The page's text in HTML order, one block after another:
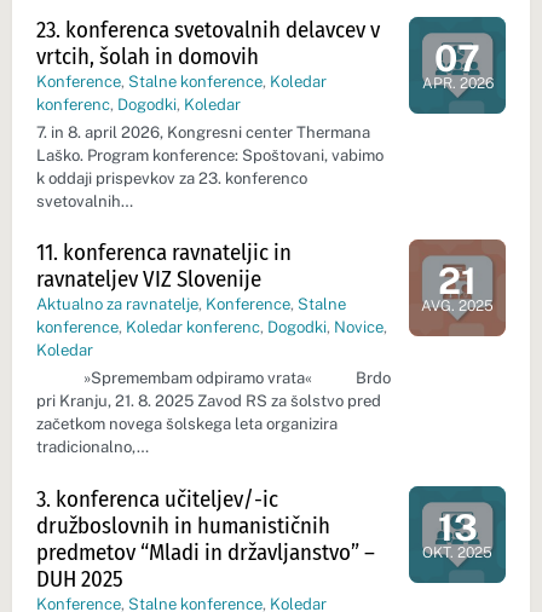
23. konferenca svetovalnih delavcev v
vrtcih, šolah in domovih
Konference, Stalne konference, Koledar
konferenc, Dogodki, Koledar
7. in 8. april 2026, Kongresni center Thermana
Laško. Program konference: Spoštovani, vabimo
k oddaji prispevkov za 23. konferenco
svetovalnih…
07
APR. 2026
Dan
11. konferenca ravnateljic in
ravnateljev VIZ Slovenije
Aktualno za ravnatelje, Konference, Stalne
konference, Koledar konferenc, Dogodki, Novice,
Koledar
»Spremembam odpiramo vrata« Brdo
pri Kranju, 21. 8. 2025 Zavod RS za šolstvo pred
začetkom novega šolskega leta organizira
tradicionalno,…
21
AVG. 2025
Dan
3. konferenca učiteljev/-ic
družboslovnih in humanističnih
predmetov “Mladi in državljanstvo” –
DUH 2025
Konference, Stalne konference, Koledar
13
OKT. 2025
Dan